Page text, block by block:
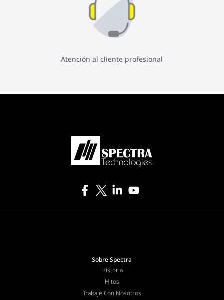
Atención al cliente profesional
Sobre Spectra
Historia
Hitos
Trabaje Con Nosotros